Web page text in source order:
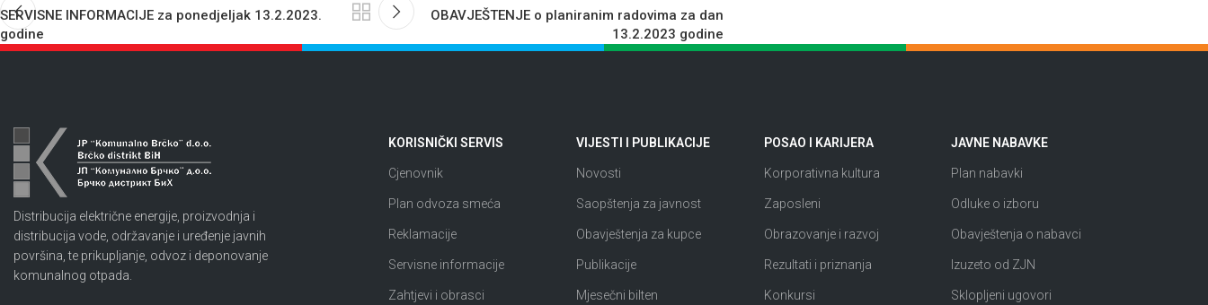
SERVISNE INFORMACIJE za ponedjeljak 13.2.2023.
godine
OBAVJEŠTENJE o planiranim radovima za dan
13.2.2023 godine
Distribucija električne energije, proizvodnja i
distribucija vode, održavanje i uređenje javnih
površina, te prikupljanje, odvoz i deponovanje
komunalnog otpada.
KORISNIČKI SERVIS
Cjenovnik
Plan odvoza smeća
Reklamacije
Servisne informacije
Zahtjevi i obrasci
VIJESTI I PUBLIKACIJE
Novosti
Saopštenja za javnost
Obavještenja za kupce
Publikacije
Mjesečni bilten
POSAO I KARIJERA
Korporativna kultura
Zaposleni
Obrazovanje i razvoj
Rezultati i priznanja
Konkursi
JAVNE NABAVKE
Plan nabavki
Odluke o izboru
Obavještenja o nabavci
Izuzeto od ZJN
Sklopljeni ugovori